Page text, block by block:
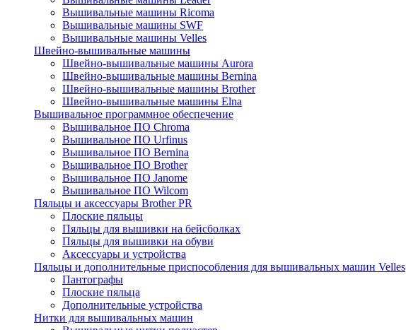
Вышивальные машины Ricoma
Вышивальные машины SWF
Вышивальные машины Velles
Швейно-вышивальные машины
Швейно-вышивальные машины Aurora
Швейно-вышивальные машины Bernina
Швейно-вышивальные машины Brother
Швейно-вышивальные машины Elna
Вышивальное программное обеспечение
Вышивальное ПО Chroma
Вышивальное ПО Urfinus
Вышивальное ПО Bernina
Вышивальное ПО Brother
Вышивальное ПО Janome
Вышивальное ПО Wilcom
Пяльцы и аксессуары Brother PR
Плоские пяльцы
Пяльцы для вышивки на бейсболках
Пяльцы для вышивки на обуви
Аксессуары и устройства
Пяльцы и дополнительные приспособления для вышивальных машин Velles
Пантографы
Плоские пяльца
Дополнительные устройства
Нитки для вышивальных машин